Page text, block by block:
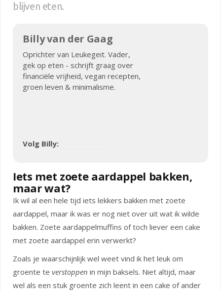
blijven eten.
Billy van der Gaag
Oprichter van Leukegeit. Vader,
gek op eten - schrijft graag over
financiële vrijheid, vegan recepten,
groen leven & minimalisme.
Volg Billy:
Iets met zoete aardappel bakken,
maar wat?
Ik wil al een hele tijd iets lekkers bakken met zoete
aardappel, maar ik was er nog niet over uit wat ik wilde
bakken. Zoete aardappelmuffins of toch liever een cake
met zoete aardappel erin verwerkt?
Zoals je waarschijnlijk wel weet vind ik het leuk om
groente te verstoppen in mijn baksels. Niet altijd, maar
wel als een stuk groente zich leent in een cake of ander